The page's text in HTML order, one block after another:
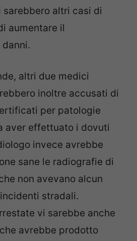
sarebbero altri casi di
aumentare il
altri due medici
inoltre accusati di
per patologie
aver effettuato i dovuti
invece avrebbe
sane le radiografie di
non avevano alcun
stradali.
vi sarebbe anche
avrebbe prodotto